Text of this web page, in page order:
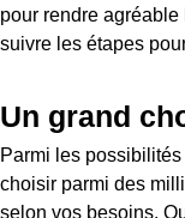
pour rendre
suivre les étapes
Un grand
Parmi les
choisir parmi des
selon vos besoins.